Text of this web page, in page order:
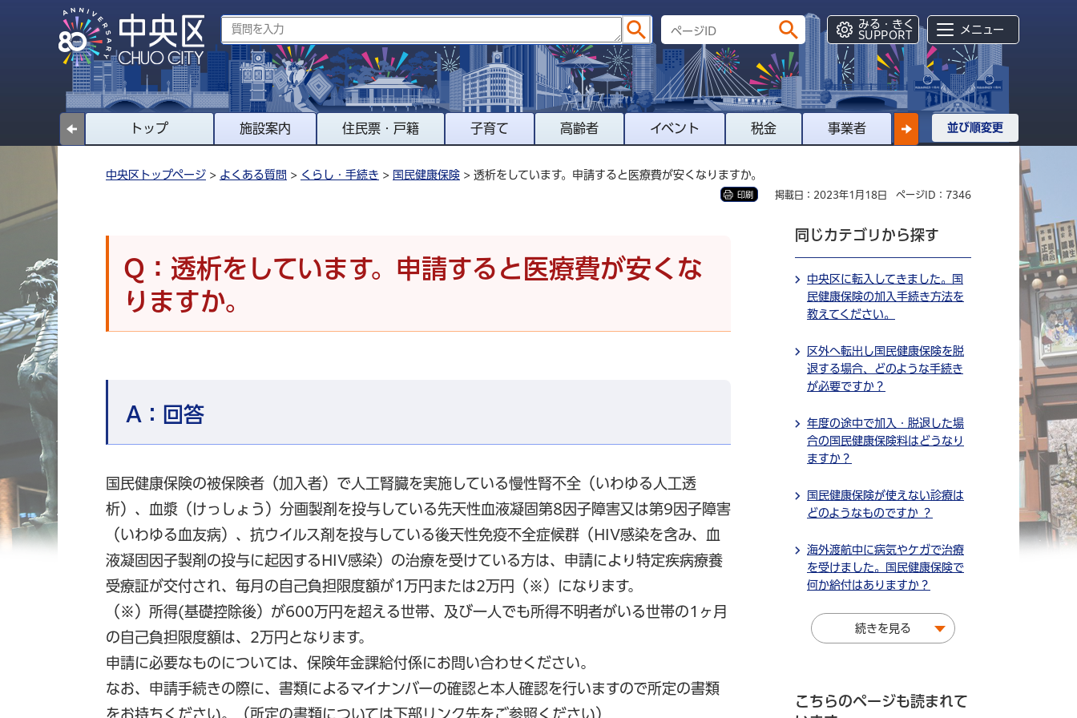
みる・きく
SUPPORT
メニュー
トップ 施設案内 住民票・戸籍 子育て 高齢者 イベント 税金 事業者 並び順変更
中央区トップページ > よくある質問 > くらし・手続き > 国民健康保険 > 透析をしています。申請すると医療費が安くなりますか。
印刷 掲載日：2023年1月18日 ページID：7346
Q：透析をしています。申請すると医療費が安くな
りますか。
A： 回答
国民健康保険の被保険者（加入者）で人工腎臓を実施している慢性腎不全（いわゆる人工透
析）、血漿（けっしょう）分画製剤を投与している先天性血液凝固第8因子障害又は第9因子障害
（いわゆる血友病）、抗ウイルス剤を投与している後天性免疫不全症候群（HIV感染を含み、血
液凝固因子製剤の投与に起因するHIV感染）の治療を受けている方は、申請により特定疾病療養
受療証が交付され、毎月の自己負担限度額が1万円または2万円（※）になります。
（※）所得(基礎控除後）が600万円を超える世帯、及び一人でも所得不明者がいる世帯の1ヶ月
の自己負担限度額は、2万円となります。
申請に必要なものについては、保険年金課給付係にお問い合わせください。
なお、申請手続きの際に、書類によるマイナンバーの確認と本人確認を行いますので所定の書類
をお持ちください。（所定の書類については下部リンク先をご参照ください）
同じカテゴリから探す
中央区に転入してきました。国
民健康保険の加入手続き方法を
教えてください。
区外へ転出し国民健康保険を脱
退する場合、どのような手続き
が必要ですか？
年度の途中で加入・脱退した場
合の国民健康保険料はどうなり
ますか？
国民健康保険が使えない診療は
どのようなものですか ？
海外渡航中に病気やケガで治療
を受けました。国民健康保険で
何か給付はありますか？
続きを見る
こちらのページも読まれて